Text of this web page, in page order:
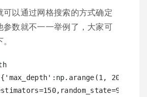
可以通过网格搜索的方式确定
参数就不一一举例了，大家可
{'max_depth':np.arange(1, 20, 1)}